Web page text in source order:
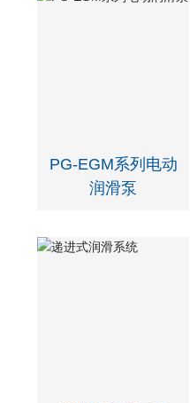
PG-EGM系列电动
润滑泵